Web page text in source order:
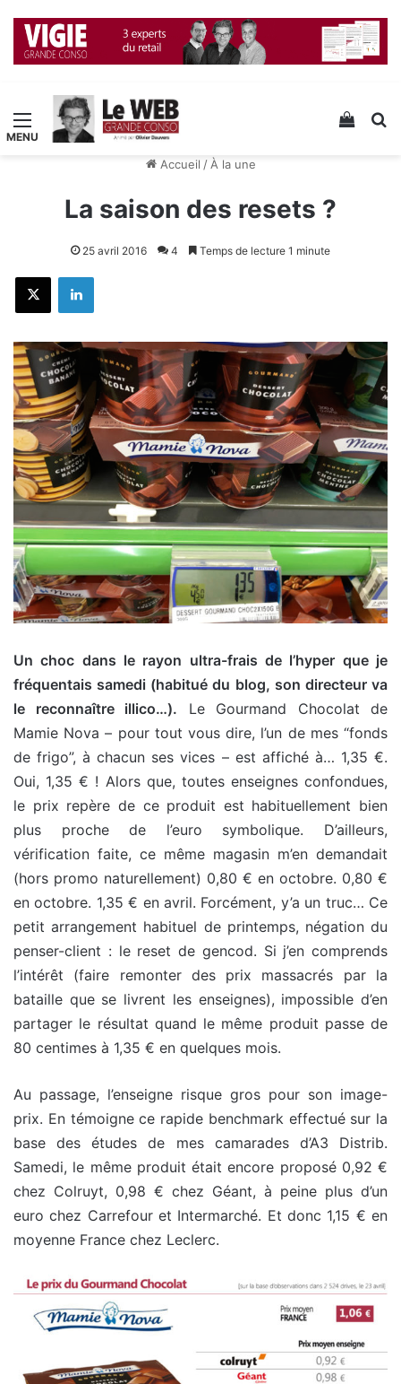
Menu Voir
Accueil / À la une
La saison des resets ?
25 avril 2016 4 Temps de lecture 1 minute
X Linkedin
Un choc dans le rayon ultra-frais de l’hyper que je
fréquentais samedi (habitué du blog, son directeur va
le reconnaître illico…). Le Gourmand Chocolat de
Mamie Nova – pour tout vous dire, l’un de mes “fonds
de frigo”, à chacun ses vices – est affiché à… 1,35 €.
Oui, 1,35 € ! Alors que, toutes enseignes confondues,
le prix repère de ce produit est habituellement bien
plus proche de l’euro symbolique. D’ailleurs,
vérification faite, ce même magasin m’en demandait
(hors promo naturellement) 0,80 € en octobre. 0,80 €
en octobre. 1,35 € en avril. Forcément, y’a un truc… Ce
petit arrangement habituel de printemps, négation du
penser-client : le reset de gencod. Si j’en comprends
l’intérêt (faire remonter des prix massacrés par la
bataille que se livrent les enseignes), impossible d’en
partager le résultat quand le même produit passe de
80 centimes à 1,35 € en quelques mois.
Au passage, l’enseigne risque gros pour son image-
prix. En témoigne ce rapide benchmark effectué sur la
base des études de mes camarades d’A3 Distrib.
Samedi, le même produit était encore proposé 0,92 €
chez Colruyt, 0,98 € chez Géant, à peine plus d’un
euro chez Carrefour et Intermarché. Et donc 1,15 € en
moyenne France chez Leclerc.